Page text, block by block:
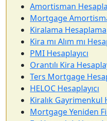
Amortisman
Mortgage
Kiralama Hesaplama
Kira mı Alım mı
PMI Hesaplayıcı
Orantılı Kira
Ters Mortgage
HELOC Hesaplayıcı
Kiralık Gayrimenkul
Mortgage Yeniden